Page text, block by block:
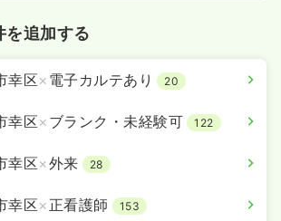
を追加する
幸区× 電子カルテあり 20
幸区× ブランク・未経験可 122
幸区×外来 28
幸区× 正看護師 153